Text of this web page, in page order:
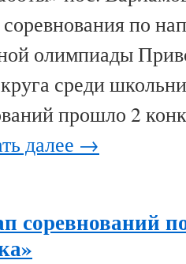
по
олимпиады
среди
прошло 2
далее →
соревнований